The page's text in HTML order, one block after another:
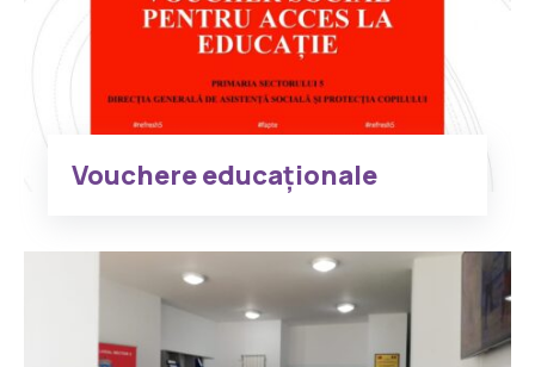
Vouchere educaționale